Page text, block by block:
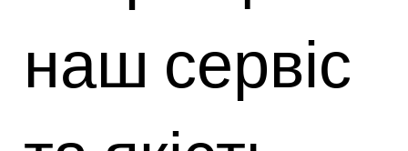
наш сервіс